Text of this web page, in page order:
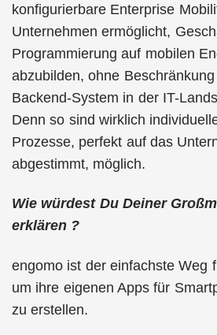
konfigurierbare Enterprise
Unternehmen ermöglicht,
Programmierung auf mobilen
abzubilden, ohne
Backend-System in der IT-
Denn so sind wirklich
Prozesse, perfekt auf das
abgestimmt, möglich.
Wie würdest Du Deiner
erklären ?
engomo ist der einfachste Weg
um ihre eigenen Apps für
zu erstellen.